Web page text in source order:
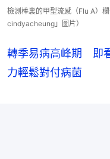
檢測棒裏的甲型流感（Flu A）
cindyacheung」圖片）
轉季易病高峰期 即
力輕鬆對付病菌